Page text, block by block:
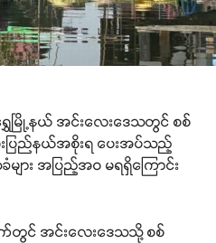
ရွှေမြို့နယ် အင်းလေးဒေသတွင် စစ်
ြည်နယ်အစိုးရ ပေးအပ်သည့်
ား အပြည့်အဝ မရရှိကြောင်း
တွင် အင်းလေးဒေသသို့ စစ်